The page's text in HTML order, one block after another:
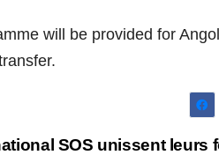
will be provided for
SOS unissent leurs